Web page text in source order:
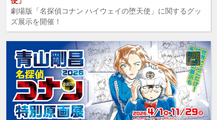
劇場版「名探偵コナン ハイウェイの堕天使」に関するグッ
ズ展示を開催！